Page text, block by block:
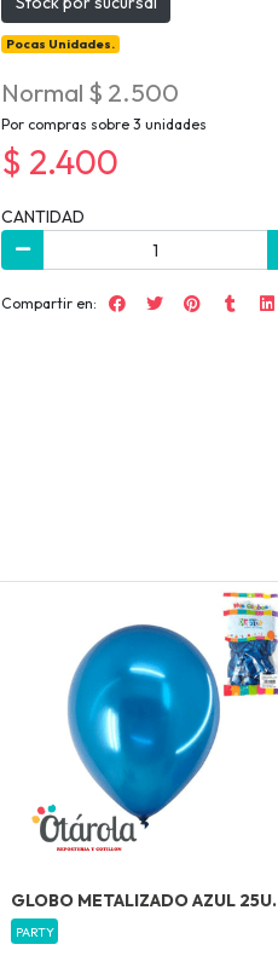
Pocas Unidades.
Normal $ 2.500
Por compras sobre 3 unidades
$ 2.400
CANTIDAD
Compartir en:
GLOBO METALIZADO AZUL 25U.
PARTY